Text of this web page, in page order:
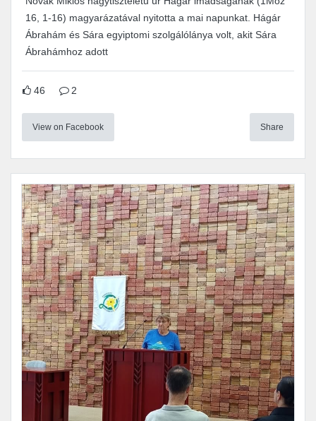
16, 1-16) magyarázatával nyitotta a mai napunkat. Hágár
Ábrahám és Sára egyiptomi szolgálólánya volt, akit Sára
Ábrahámhoz adott
46 2
View on Facebook Share